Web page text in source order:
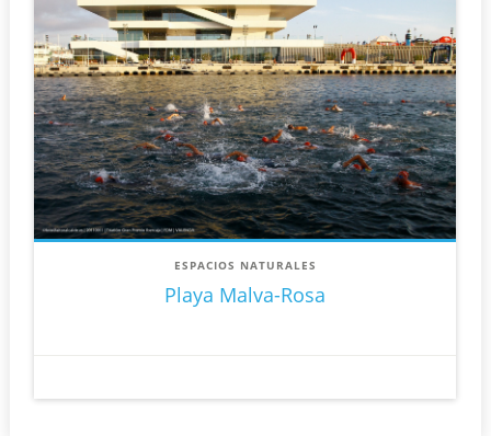
ESPACIOS NATURALES
Playa Malva-Rosa